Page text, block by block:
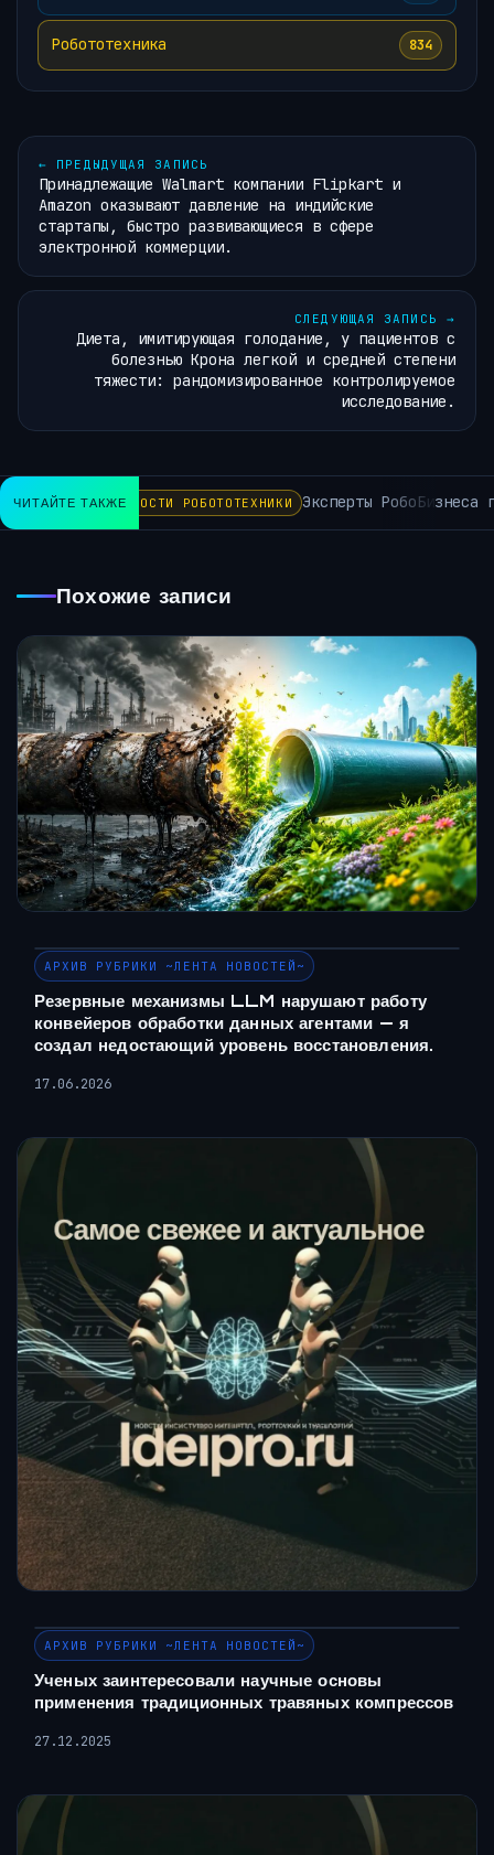
Робототехника 834
← ПРЕДЫДУЩАЯ ЗАПИСЬ
Принадлежащие Walmart компании Flipkart и
Amazon оказывают давление на индийские
стартапы, быстро развивающиеся в сфере
электронной коммерции.
СЛЕДУЮЩАЯ ЗАПИСЬ →
Диета, имитирующая голодание, у пациентов с
болезнью Крона легкой и средней степени
тяжести: рандомизированное контролируемое
исследование.
ЧИТАЙТЕ ТАКЖЕНОВОСТИ РОБОТОТЕХНИКИ Эксперты РобоБизнеса
Похожие записи
АРХИВ РУБРИКИ ~ЛЕНТА НОВОСТЕЙ~
Резервные механизмы LLM нарушают работу
конвейеров обработки данных агентами — я
создал недостающий уровень восстановления.
17.06.2026
АРХИВ РУБРИКИ ~ЛЕНТА НОВОСТЕЙ~
Ученых заинтересовали научные основы
применения традиционных травяных компрессов
27.12.2025